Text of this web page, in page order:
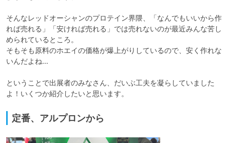
そんなレッドオーシャンのプロテイン界隈、「なんでもいいから作
れば売れる」「安ければ売れる」では売れないのが最近みんな苦し
められているところ。
そもそも原料のホエイの価格が爆上がりしているので、安く作れな
いんだよね…
ということで出展者のみなさん、だいぶ工夫を凝らしていました
よ！いくつか紹介したいと思います。
定番、アルプロンから